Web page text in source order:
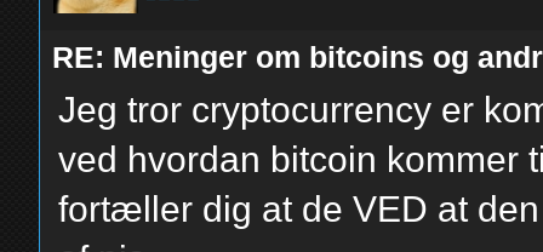
RE: Meninger om bitcoins og
Jeg tror cryptocurrency er
ved hvordan bitcoin kommer
fortæller dig at de VED at